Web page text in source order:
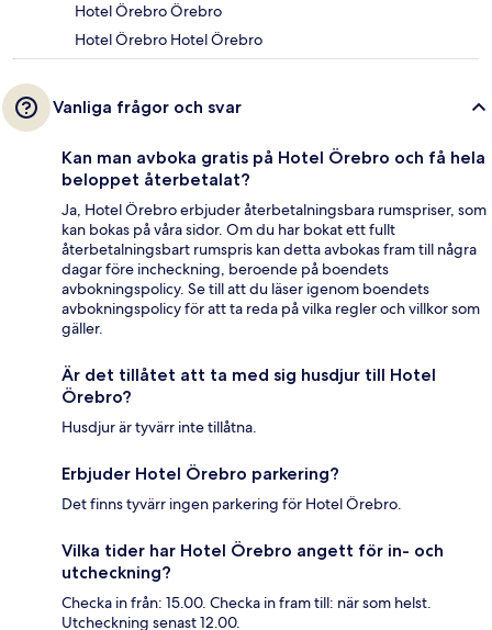
Hotel Örebro Örebro
Hotel Örebro Hotel Örebro
Vanliga frågor och svar
Kan man avboka gratis på Hotel Örebro och få hela
beloppet återbetalat?
Ja, Hotel Örebro erbjuder återbetalningsbara rumspriser, som
kan bokas på våra sidor. Om du har bokat ett fullt
återbetalningsbart rumspris kan detta avbokas fram till några
dagar före incheckning, beroende på boendets
avbokningspolicy. Se till att du läser igenom boendets
avbokningspolicy för att ta reda på vilka regler och villkor som
gäller.
Är det tillåtet att ta med sig husdjur till Hotel
Örebro?
Husdjur är tyvärr inte tillåtna.
Erbjuder Hotel Örebro parkering?
Det finns tyvärr ingen parkering för Hotel Örebro.
Vilka tider har Hotel Örebro angett för in- och
utcheckning?
Checka in från: 15.00. Checka in fram till: när som helst.
Utcheckning senast 12.00.